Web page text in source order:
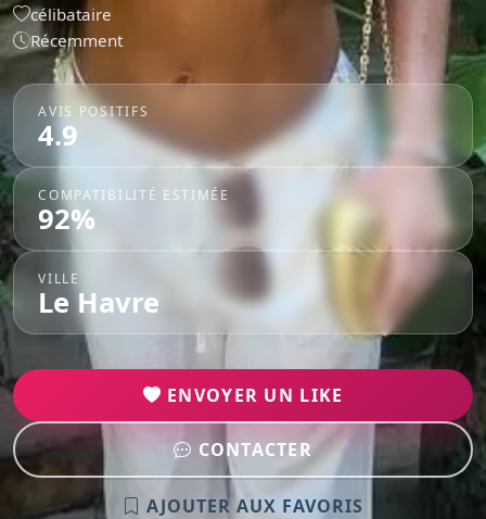
célibataire
Récemment
AVIS POSITIFS
4.9
COMPATIBILITÉ ESTIMÉE
92%
VILLE
Le Havre
ENVOYER UN LIKE
CONTACTER
AJOUTER AUX FAVORIS